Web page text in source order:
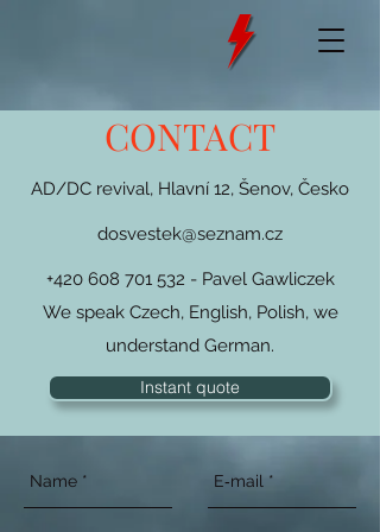
CONTACT
AD/DC revival, Hlavní 12, Šenov, Česko
dosvestek@seznam.cz
+420 608 701 532 - Pavel Gawliczek
We speak Czech, English, Polish, we
understand German.
Instant quote